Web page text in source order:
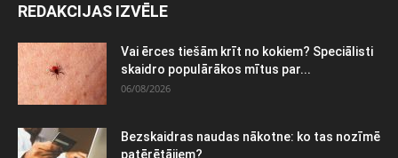
REDAKCIJAS IZVĒLE
Vai ērces tiešām krīt no kokiem? Speciālisti
skaidro populārākos mītus par...
06/08/2026
Bezskaidras naudas nākotne: ko tas nozīmē
patērētājiem?